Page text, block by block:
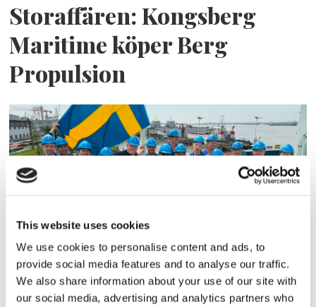
This website uses cookies
We use cookies to personalise content and ads, to
provide social media features and to analyse our traffic.
We also share information about your use of our site with
our social media, advertising and analytics partners who
Storaffären: Kongsberg
Maritime köper Berg
Propulsion
Sirius tar leverans av
nybygge